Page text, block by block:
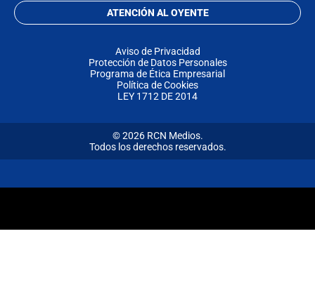
ATENCIÓN AL OYENTE
Aviso de Privacidad
Protección de Datos Personales
Programa de Ética Empresarial
Política de Cookies
LEY 1712 DE 2014
© 2026 RCN Medios.
Todos los derechos reservados.